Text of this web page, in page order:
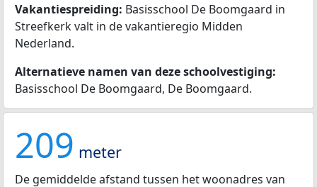
Vakantiespreiding: Basisschool De Boomgaard in
Streefkerk valt in de vakantieregio Midden
Nederland.
Alternatieve namen van deze schoolvestiging:
Basisschool De Boomgaard, De Boomgaard.
209 meter
De gemiddelde afstand tussen het woonadres van